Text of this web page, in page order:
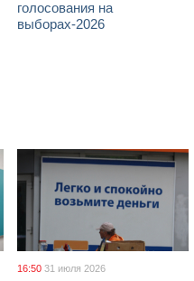
голосования на
выборах-2026
16:50 31 июля 2026